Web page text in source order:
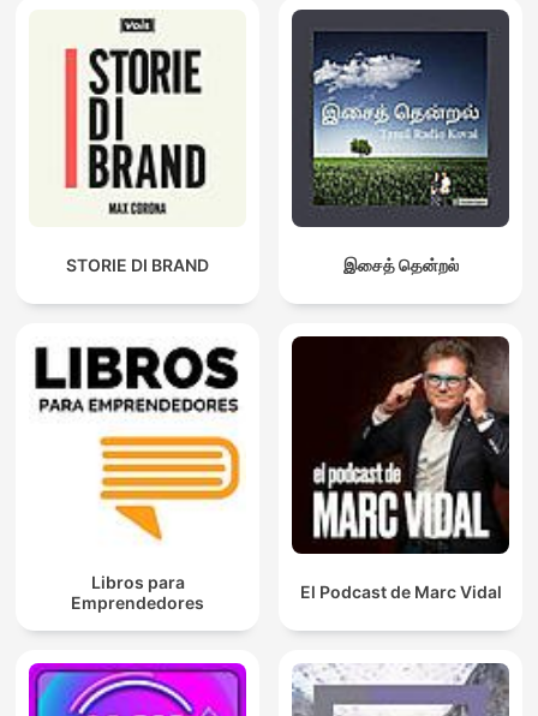
STORIE DI BRAND இசைத் தென்றல்
Libros para
Emprendedores
El Podcast de Marc Vidal